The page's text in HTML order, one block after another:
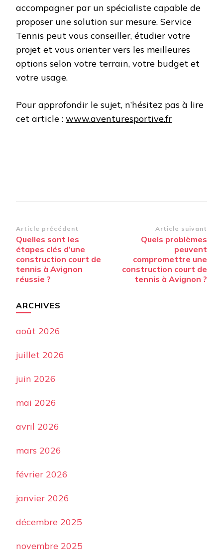
accompagner par un spécialiste capable de
proposer une solution sur mesure. Service
Tennis peut vous conseiller, étudier votre
projet et vous orienter vers les meilleures
options selon votre terrain, votre budget et
votre usage.
Pour approfondir le sujet, n’hésitez pas à lire
cet article : www.aventuresportive.fr
Navigation
d’article
Article précédent
Quelles sont les
étapes clés d’une
construction court de
tennis à Avignon
réussie ?
Article suivant
Quels problèmes
peuvent
compromettre une
construction court de
tennis à Avignon ?
ARCHIVES
août 2026
juillet 2026
juin 2026
mai 2026
avril 2026
mars 2026
février 2026
janvier 2026
décembre 2025
novembre 2025